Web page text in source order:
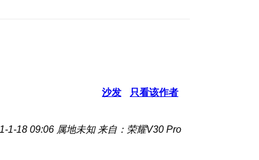
沙发 只看该作者
1-18 09:06 属地未知 来自：荣耀V30 Pro